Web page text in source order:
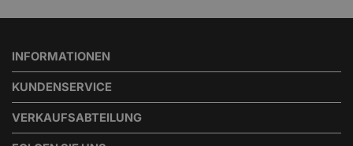
INFORMATIONEN
KUNDENSERVICE
VERKAUFSABTEILUNG